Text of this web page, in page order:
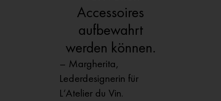
Accessoires
aufbewahrt
werden können.
– Margherita,
Lederdesignerin für
L‘Atelier du Vin.